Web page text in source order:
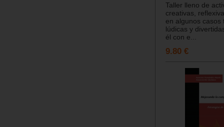
Taller lleno de
creativas,
en algunos casos
lúdicas y
él con e...
9.80 €